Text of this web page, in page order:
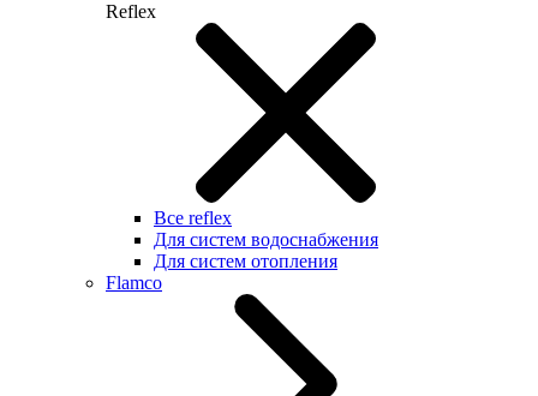
Reflex
Все reflex
Для систем водоснабжения
Для систем отопления
Flamco